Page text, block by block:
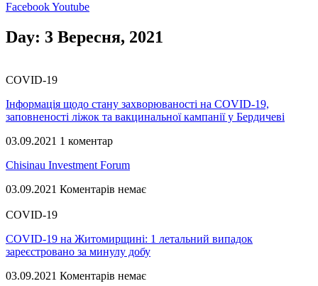
FacebookYoutube
Day: 3 Вересня, 2021
COVID-19
Інформація щодо стану захворюваності на COVID-19,
заповненості ліжок та вакцинальної кампанії у Бердичеві
03.09.2021 1 коментар
Chisinau Investment Forum
03.09.2021 Коментарів немає
COVID-19
COVID-19 на Житомирщині: 1 летальний випадок
зареєстровано за минулу добу
03.09.2021 Коментарів немає